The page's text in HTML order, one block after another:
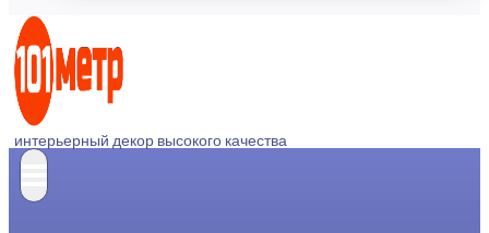
интерьерный декор высокого качества